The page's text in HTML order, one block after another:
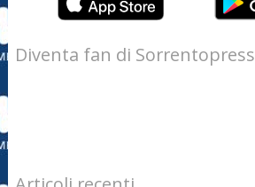
Diventa fan di Sorrentopress